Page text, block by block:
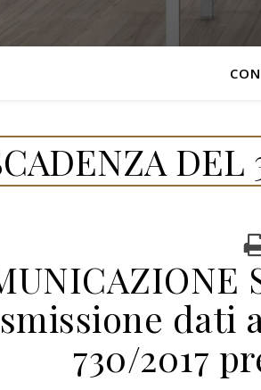
DEL
dati
730/2017